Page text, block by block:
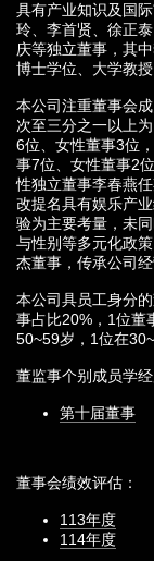
具有产业知识及国
玲、李首贤、徐正
庆等独立董事，其
博士学位、大学教授
本公司注重董事会
次至三分之一以上
6位、女性董事3位
事7位、女性董事2
性独立董事李春燕
改提名具有娱乐产
验为主要考量，未
与性别等多元化政
杰董事，传承公司经
本公司具员工身分
事占比20% ， 1位董
50~59岁， 1位在
董监事个别成员学
第十届董事
董事会绩效评估 ：
113年度
114年度